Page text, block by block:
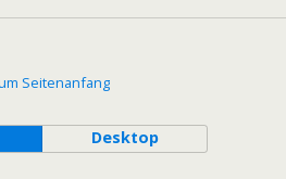
Seitenanfang
Desktop